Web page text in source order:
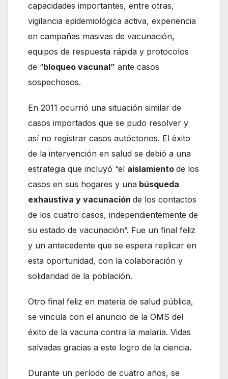
capacidades importantes, entre otras,
vigilancia epidemiológica activa, experiencia
en campañas masivas de vacunación,
equipos de respuesta rápida y protocolos
de “bloqueo vacunal” ante casos
sospechosos.
En 2011 ocurrió una situación similar de
casos importados que se pudo resolver y
así no registrar casos autóctonos. El éxito
de la intervención en salud se debió a una
estrategia que incluyó “el aislamiento de los
casos en sus hogares y una búsqueda
exhaustiva y vacunación de los contactos
de los cuatro casos, independientemente de
su estado de vacunación”. Fue un final feliz
y un antecedente que se espera replicar en
esta oportunidad, con la colaboración y
solidaridad de la población.
Otro final feliz en materia de salud pública,
se vincula con el anuncio de la OMS del
éxito de la vacuna contra la malaria. Vidas
salvadas gracias a este logro de la ciencia.
Durante un período de cuatro años, se